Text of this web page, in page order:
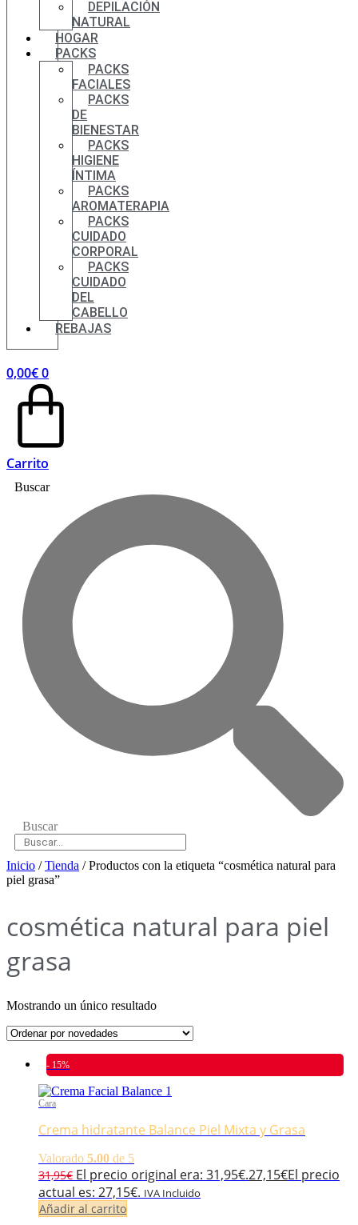
DEPILACIÓN
NATURAL
HOGAR
PACKS
PACKS
FACIALES
PACKS
DE
BIENESTAR
PACKS
HIGIENE
ÍNTIMA
PACKS
AROMATERAPIA
PACKS
CUIDADO
CORPORAL
PACKS
CUIDADO
DEL
CABELLO
REBAJAS
0,00€0
Carrito
Buscar
Buscar
Inicio /Tienda / Productos con la etiqueta “cosmética natural para
piel grasa”
cosmética natural para piel
grasa
Mostrando un único resultado
- 15%
Cara
Crema hidratante Balance Piel Mixta y Grasa
Valorado 5.00 de 5
31,95€ El precio original era: 31,95€.27,15€El precio
actual es: 27,15€. IVA Incluido
Añadir al carrito